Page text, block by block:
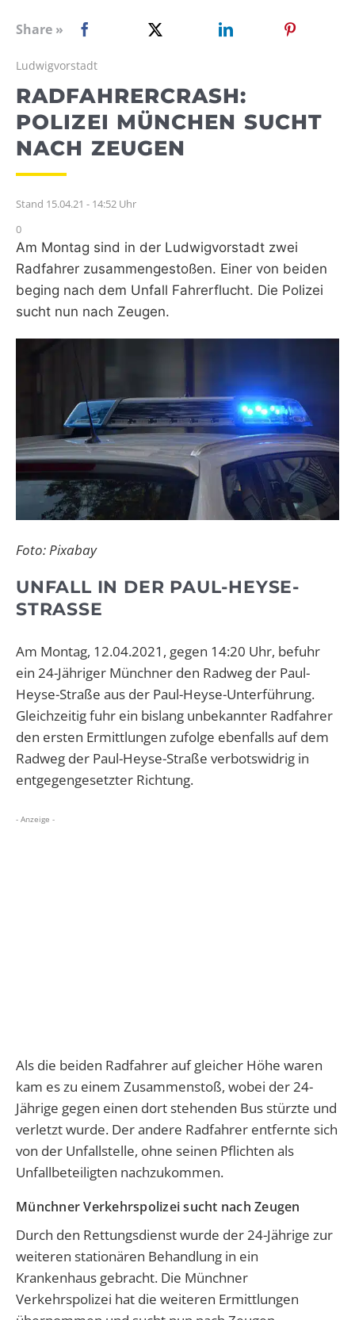
WEBRADIO
Share »
Ludwigvorstadt
RADFAHRERCRASH:
POLIZEI MÜNCHEN SUCHT
NACH ZEUGEN
Stand 15.04.21 - 14:52 Uhr
0
Am Montag sind in der Ludwigvorstadt zwei
Radfahrer zusammengestoßen. Einer von beiden
beging nach dem Unfall Fahrerflucht. Die Polizei
sucht nun nach Zeugen.
Foto: Pixabay
UNFALL IN DER PAUL-HEYSE-
STRASSE
Am Montag, 12.04.2021, gegen 14:20 Uhr, befuhr
ein 24-Jähriger Münchner den Radweg der Paul-
Heyse-Straße aus der Paul-Heyse-Unterführung.
Gleichzeitig fuhr ein bislang unbekannter Radfahrer
den ersten Ermittlungen zufolge ebenfalls auf dem
Radweg der Paul-Heyse-Straße verbotswidrig in
entgegengesetzter Richtung.
- Anzeige -
Als die beiden Radfahrer auf gleicher Höhe waren
kam es zu einem Zusammenstoß, wobei der 24-
Jährige gegen einen dort stehenden Bus stürzte und
verletzt wurde. Der andere Radfahrer entfernte sich
von der Unfallstelle, ohne seinen Pflichten als
Unfallbeteiligten nachzukommen.
Münchner Verkehrspolizei sucht nach Zeugen
Durch den Rettungsdienst wurde der 24-Jährige zur
weiteren stationären Behandlung in ein
Krankenhaus gebracht. Die Münchner
Verkehrspolizei hat die weiteren Ermittlungen